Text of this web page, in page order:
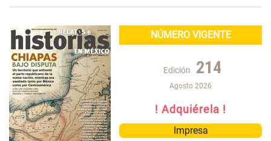
NÚMERO VIGENTE
Edición 214
Agosto 2026
! Adquiérela !
Impresa